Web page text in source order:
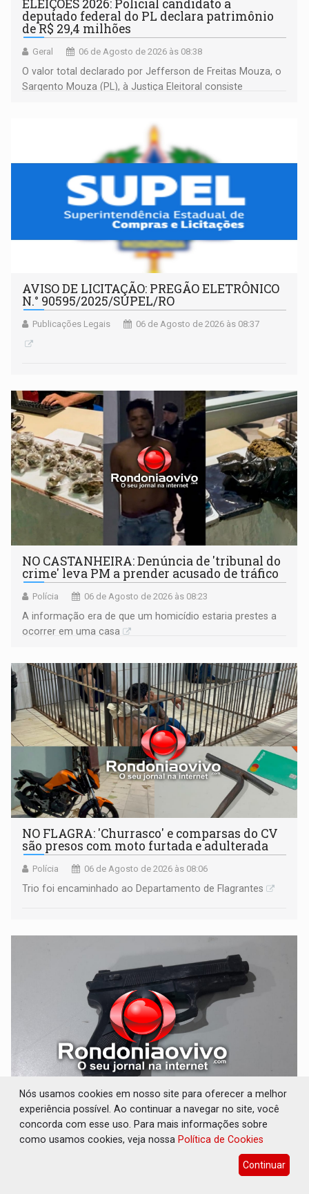
ELEIÇÕES 2026: Policial candidato a
deputado federal do PL declara patrimônio
de R$ 29,4 milhões
Geral 06 de Agosto de 2026 às 08:38
O valor total declarado por Jefferson de Freitas Mouza, o
Sargento Mouza (PL), à Justiça Eleitoral consiste
AVISO DE LICITAÇÃO: PREGÃO ELETRÔNICO
N.° 90595/2025/SUPEL/RO
Publicações Legais 06 de Agosto de 2026 às 08:37
NO CASTANHEIRA: ​Denúncia de 'tribunal do
crime' leva PM a prender acusado de tráfico
Polícia 06 de Agosto de 2026 às 08:23
A informação era de que um homicídio estaria prestes a
ocorrer em uma casa
NO FLAGRA: 'Churrasco' e comparsas do CV
são presos com moto furtada e adulterada
Polícia 06 de Agosto de 2026 às 08:06
Trio foi encaminhado ao Departamento de Flagrantes
URGENTE: Homem é baleado após apontar
arma para equipe da PM
Polícia 06 de Agosto de 2026 às 06:58
Nós usamos cookies em nosso site para oferecer a melhor
experiência possível. Ao continuar a navegar no site, você
concorda com esse uso. Para mais informações sobre
como usamos cookies, veja nossa Política de Cookies
Continuar